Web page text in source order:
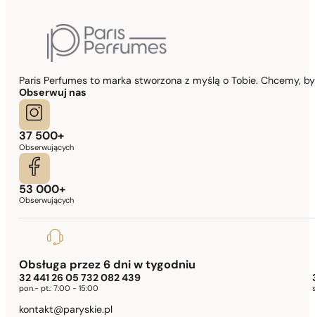
Paris Perfumes to marka stworzona z myślą o Tobie. Chcemy,
Obserwuj nas
37 500+
Obserwujących
53 000+
Obserwujących
Obsługa przez 6 dni w tygodniu
32 441 26 05 732 082 439
pon.- pt.: 7:00 - 15:00
kontakt@paryskie.pl